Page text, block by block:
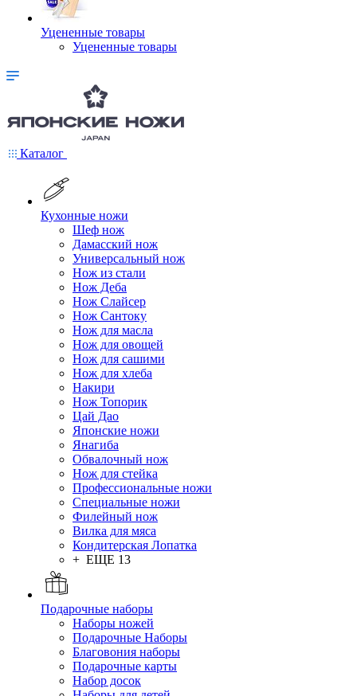
Уцененные товары
Уцененные товары
Каталог
Кухонные ножи
Шеф нож
Дамасский нож
Универсальный нож
Нож из стали
Нож Деба
Нож Слайсер
Нож Сантоку
Нож для масла
Нож для овощей
Нож для сашими
Нож для хлеба
Накири
Нож Топорик
Цай Дао
Японские ножи
Янагиба
Обвалочный нож
Нож для стейка
Профессиональные ножи
Специальные ножи
Филейный нож
Вилка для мяса
Кондитерская Лопатка
+ ЕЩЕ 13
Подарочные наборы
Наборы ножей
Подарочные Наборы
Благовония наборы
Подарочные карты
Набор досок